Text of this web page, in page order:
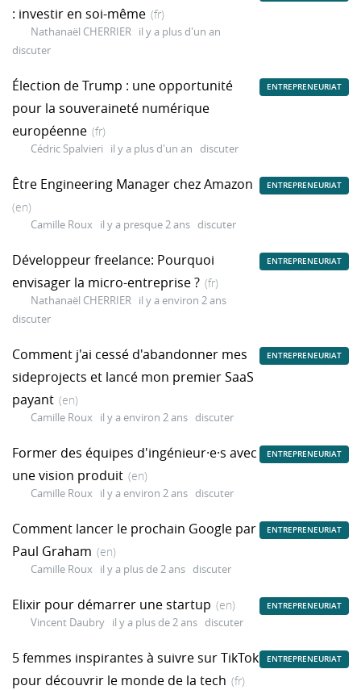
: investir en soi-même (fr)
Nathanaël CHERRIER il y a plus d'un an
discuter
Élection de Trump : une opportunité
pour la souveraineté numérique
européenne (fr)
Cédric Spalvieri il y a plus d'un an discuter
ENTREPRENEURIAT
Être Engineering Manager chez Amazon
(en)
Camille Roux il y a presque 2 ans discuter
ENTREPRENEURIAT
Développeur freelance: Pourquoi
envisager la micro-entreprise ? (fr)
Nathanaël CHERRIER il y a environ 2 ans
discuter
ENTREPRENEURIAT
Comment j'ai cessé d'abandonner mes
sideprojects et lancé mon premier SaaS
payant (en)
Camille Roux il y a environ 2 ans discuter
ENTREPRENEURIAT
Former des équipes d'ingénieur·e·s avec
une vision produit (en)
Camille Roux il y a environ 2 ans discuter
ENTREPRENEURIAT
Comment lancer le prochain Google par
Paul Graham (en)
Camille Roux il y a plus de 2 ans discuter
ENTREPRENEURIAT
Elixir pour démarrer une startup (en)
Vincent Daubry il y a plus de 2 ans discuter
ENTREPRENEURIAT
5 femmes inspirantes à suivre sur TikTok
pour découvrir le monde de la tech (fr)
ENTREPRENEURIAT